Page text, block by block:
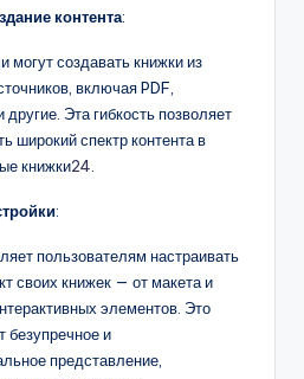
контента:
могут создавать книжки из
включая PDF,
Эта гибкость позволяет
широкий спектр контента в
книжки24
:
пользователям настраивать
своих книжек — от макета и
элементов. Это
безупречное и
представление,